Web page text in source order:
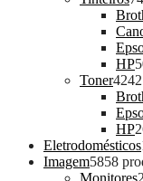
HP
Toner42
HP
Eletrodomésticos
Imagem5858
Monitores